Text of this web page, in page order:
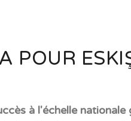
POUR
à l'échelle